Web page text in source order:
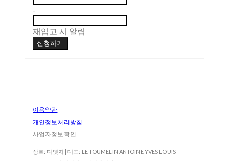
-
재입고 시 알림
신청하기
이용약관
개인정보처리방침
사업자정보확인
상호: 디엣지 | 대표: LE TOUMELIN ANTOINE YVES LOUIS